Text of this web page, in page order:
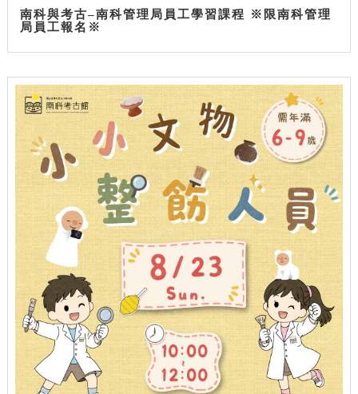
南科與考古–南科管理局員工學習課程 ※限南科管理
局員工報名※